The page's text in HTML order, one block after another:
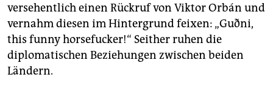
versehentlich einen Rückruf von Viktor Orbán und
vernahm diesen im Hintergrund feixen: „Guðni,
this funny horsefucker!“ Seither ruhen die
diplomatischen Beziehungen zwischen beiden
Ländern.